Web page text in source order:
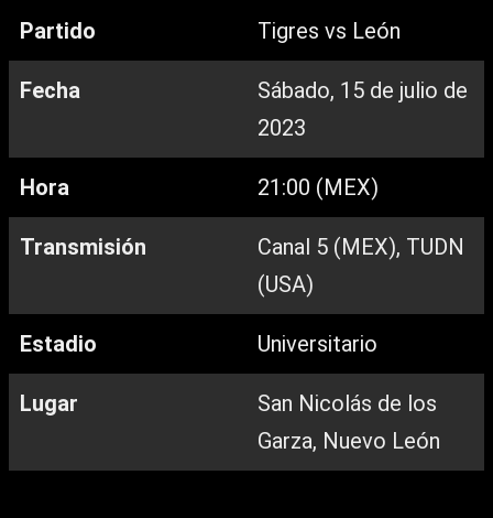
Partido Tigres vs León
Fecha
Sábado, 15 de julio de
2023
Hora 21:00 (MEX)
Transmisión
Canal 5 (MEX), TUDN
(USA)
Estadio Universitario
Lugar
San Nicolás de los
Garza, Nuevo León